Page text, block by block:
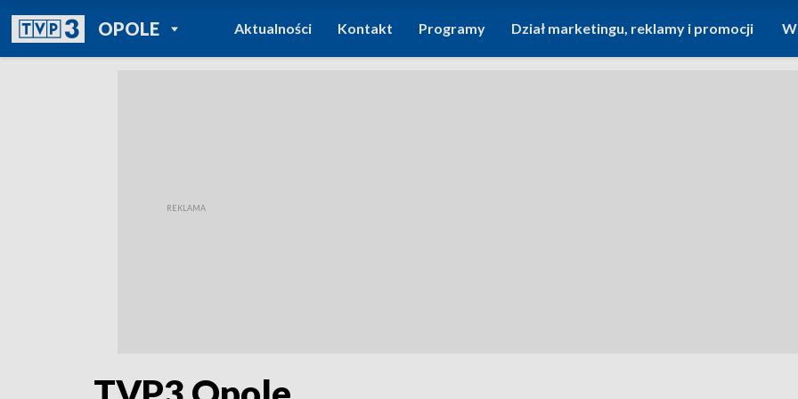
OPOLEPOWRÓT DO
TVP REGIONY
Aktualności Kontakt Programy Dział marketingu, reklamy i promocji